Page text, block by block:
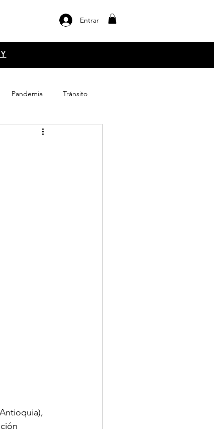
Entrar
Pandemia Tránsito
Emprendimiento